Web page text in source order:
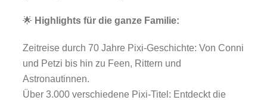
🌟 Highlights für die ganze Familie:
Zeitreise durch 70 Jahre Pixi-Geschichte: Von Conni
und Petzi bis hin zu Feen, Rittern und
Astronautinnen.
Über 3.000 verschiedene Pixi-Titel: Entdeckt die